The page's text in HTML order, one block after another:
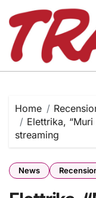
content
Home
Elettrika,
streaming
News